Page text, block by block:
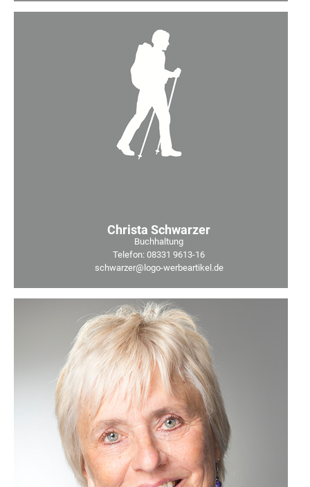
Christa Schwarzer
Buchhaltung
Telefon: 08331 9613-16
schwarzer@logo-werbeartikel.de